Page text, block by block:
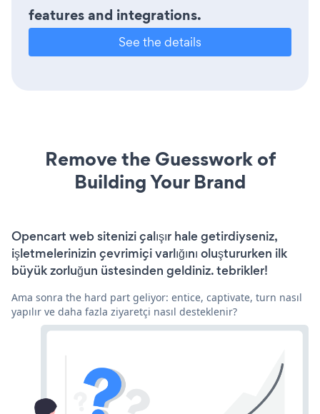
features and integrations.
See the details
Remove the Guesswork of
Building Your Brand
Opencart web sitenizi çalışır hale getirdiyseniz,
işletmelerinizin çevrimiçi varlığını oluştururken ilk
büyük zorluğun üstesinden geldiniz. tebrikler!
Ama sonra the hard part geliyor: entice, captivate, turn nasıl
yapılır ve daha fazla ziyaretçi nasıl desteklenir?